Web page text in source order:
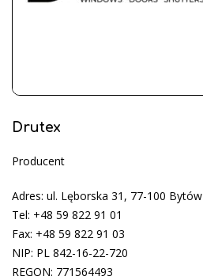
Drutex
Producent
Adres: ul. Lęborska 31, 77-100 Bytów
Tel: +48 59 822 91 01
Fax: +48 59 822 91 03
NIP: PL 842-16-22-720
REGON: 771564493